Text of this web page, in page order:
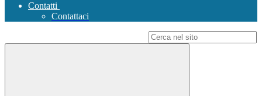
Contatti
Contattaci